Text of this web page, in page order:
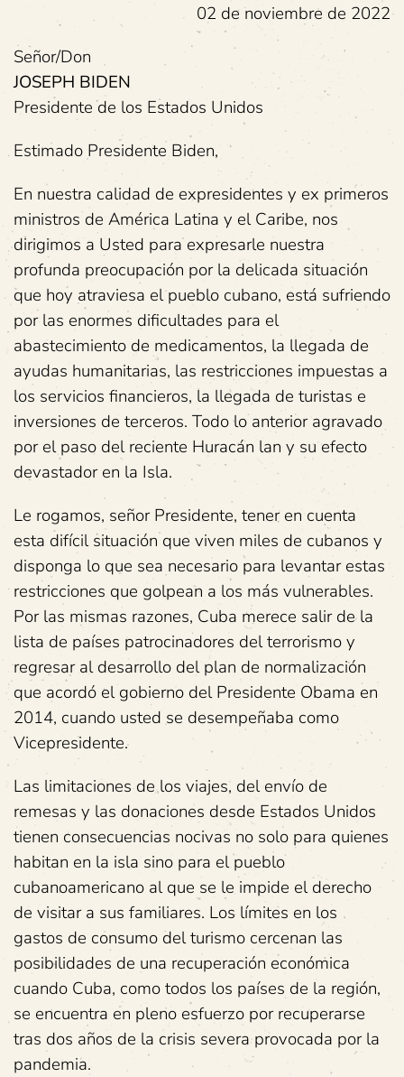
02 de noviembre de 2022
Señor/Don
JOSEPH BIDEN
Presidente de los Estados Unidos
Estimado Presidente Biden,
En nuestra calidad de expresidentes y ex primeros
ministros de América Latina y el Caribe, nos
dirigimos a Usted para expresarle nuestra
profunda preocupación por la delicada situación
que hoy atraviesa el pueblo cubano, está sufriendo
por las enormes dificultades para el
abastecimiento de medicamentos, la llegada de
ayudas humanitarias, las restricciones impuestas a
los servicios financieros, la llegada de turistas e
inversiones de terceros. Todo lo anterior agravado
por el paso del reciente Huracán lan y su efecto
devastador en la Isla.
Le rogamos, señor Presidente, tener en cuenta
esta difícil situación que viven miles de cubanos y
disponga lo que sea necesario para levantar estas
restricciones que golpean a los más vulnerables.
Por las mismas razones, Cuba merece salir de la
lista de países patrocinadores del terrorismo y
regresar al desarrollo del plan de normalización
que acordó el gobierno del Presidente Obama en
2014, cuando usted se desempeñaba como
Vicepresidente.
Las limitaciones de los viajes, del envío de
remesas y las donaciones desde Estados Unidos
tienen consecuencias nocivas no solo para quienes
habitan en la isla sino para el pueblo
cubanoamericano al que se le impide el derecho
de visitar a sus familiares. Los límites en los
gastos de consumo del turismo cercenan las
posibilidades de una recuperación económica
cuando Cuba, como todos los países de la región,
se encuentra en pleno esfuerzo por recuperarse
tras dos años de la crisis severa provocada por la
pandemia.